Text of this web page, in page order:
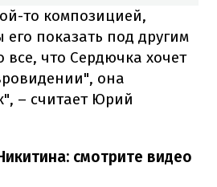
то композицией,
его показать под другим
все, что Сердючка хочет
она
– считает Юрий
смотрите видео